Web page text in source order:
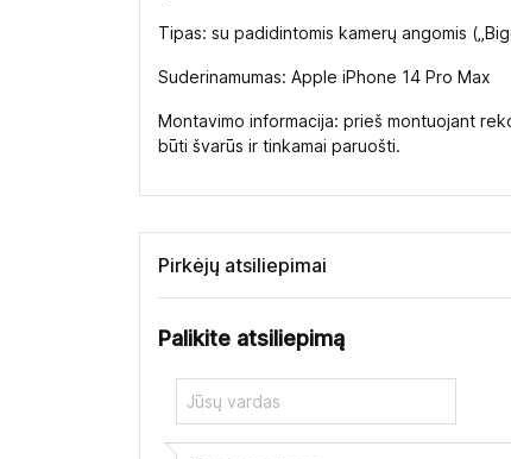
Tipas: su padidintomis kamerų angomis
Suderinamumas: Apple iPhone 14 Pro Max
Montavimo informacija: prieš montuojant
būti švarūs ir tinkamai paruošti.
Pirkėjų atsiliepimai
Palikite atsiliepimą